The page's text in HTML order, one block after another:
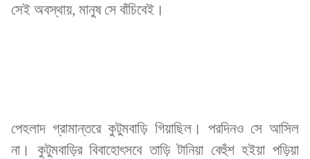
সেই অবস্থায়, মানুষ সে বাঁচিবেই।
পেহলাদ গ্রামান্তরে কুটুমবাড়ি গিয়াছিল। পরদিনও সে আসিল
না। কুটুমবাড়ির বিবাহোৎসবে তাড়ি টানিয়া বেহুঁশ হইয়া পড়িয়া